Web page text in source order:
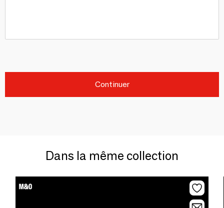
Continuer
Dans la même collection